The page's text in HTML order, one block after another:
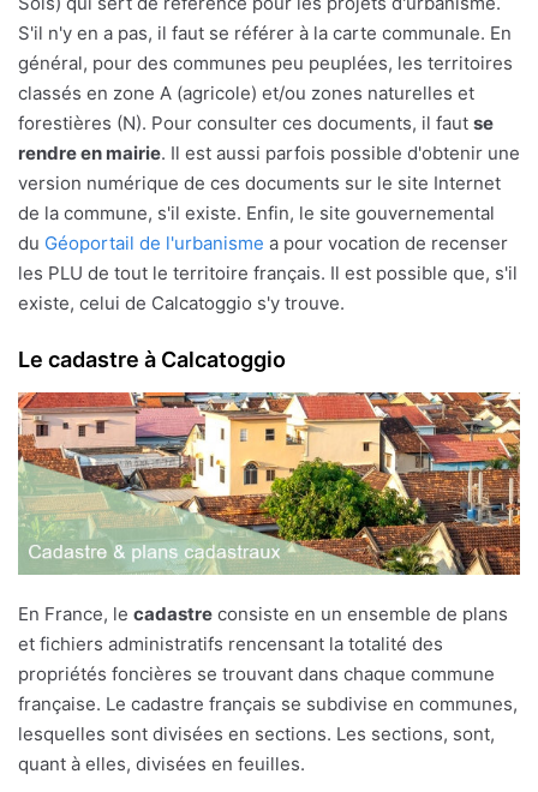
S'il n'y en a pas, il faut se référer à la carte communale. En
général, pour des communes peu peuplées, les territoires
classés en zone A (agricole) et/ou zones naturelles et
forestières (N). Pour consulter ces documents, il faut se
rendre en mairie. Il est aussi parfois possible d'obtenir une
version numérique de ces documents sur le site Internet
de la commune, s'il existe. Enfin, le site gouvernemental
du Géoportail de l'urbanisme a pour vocation de recenser
les PLU de tout le territoire français. Il est possible que, s'il
existe, celui de Calcatoggio s'y trouve.
Le cadastre à Calcatoggio
En France, le cadastre consiste en un ensemble de plans
et fichiers administratifs rencensant la totalité des
propriétés foncières se trouvant dans chaque commune
française. Le cadastre français se subdivise en communes,
lesquelles sont divisées en sections. Les sections, sont,
quant à elles, divisées en feuilles.